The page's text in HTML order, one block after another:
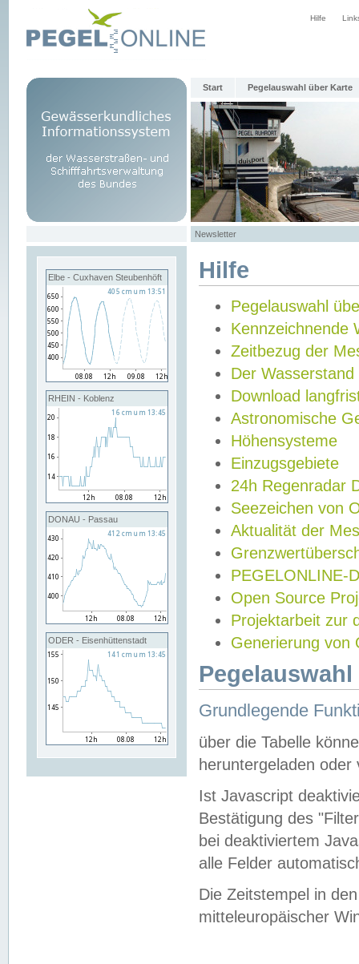
Hilfe
Start Pegelauswahl über Karte
Newsletter
Elbe - Cuxhaven Steubenhöft
RHEIN - Koblenz
DONAU - Passau
ODER - Eisenhüttenstadt
Hilfe
Pegelauswahl
Kennzeichnende
Zeitbezug der
Der Wasserstand
Download
Astronomische
Höhensysteme
Einzugsgebiete
24h Regenradar
Seezeichen von
Aktualität der
PEGELONLINE-
Open Source
Projektarbeit zur
Generierung von
Grundlegende
über die Tabelle
heruntergeladen oder
Ist Javascript
Bestätigung des
bei deaktiviertem
alle Felder
Die Zeitstempel in
mitteleuropäischer